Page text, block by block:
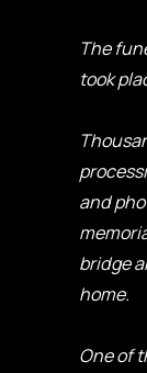
The
took
and
bridge
home.
One of